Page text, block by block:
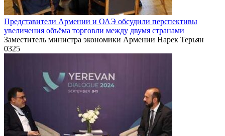
Представители Армении и ОАЭ обсудили перспективы
увеличения объёма торговли между двумя странами
Заместитель министра экономики Армении Нарек Терьян
0325